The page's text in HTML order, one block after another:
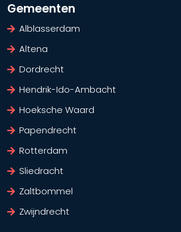
Gemeenten
Alblasserdam
Altena
Dordrecht
Hendrik-Ido-Ambacht
Hoeksche Waard
Papendrecht
Rotterdam
Sliedracht
Zaltbommel
Zwijndrecht